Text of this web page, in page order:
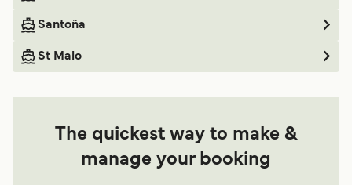
Santoña
St Malo
The quickest way to make &
manage your booking